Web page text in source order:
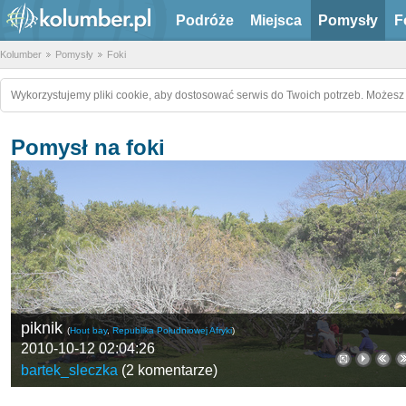
Podróże Miejsca Pomysły
Kolumber Pomysły Foki
Wykorzystujemy pliki cookie, aby dostosować serwis do Twoich potrzeb.
Pomysł na foki
kwiatek (Hout bay,Republika Południowej Afryki)
2010-10-12 02:04:17
bartek_sleczka (0 komentarzy)